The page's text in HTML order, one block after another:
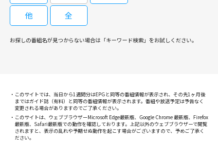
他
全
お探しの番組名が見つからない場合は「キーワード検索」をお試しください。
このサイトでは、当日から1週間分はEPGと同等の番組情報が表示され、その先1ヶ月後
まではガイド誌（有料）と同等の番組情報が表示されます。番組や放送予定は予告なく
変更される場合がありますのでご了承ください。
このサイトは、ウェブブラウザーMicrosoft Edge最新版、Google Chrome 最新版、Firefox
最新版、Safari最新版での動作を確認しております。上記以外のウェブブラウザーで閲覧
されますと、表示の乱れや予期せぬ動作を起こす場合がございますので、予めご了承く
ださい。